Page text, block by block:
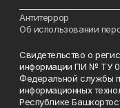
Антитеррор
Об использовании
Свидетельство о
информации ПИ № ТУ
Федеральной службы
информационных
Республике